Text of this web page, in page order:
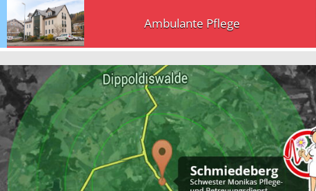
Ambulante Pflege